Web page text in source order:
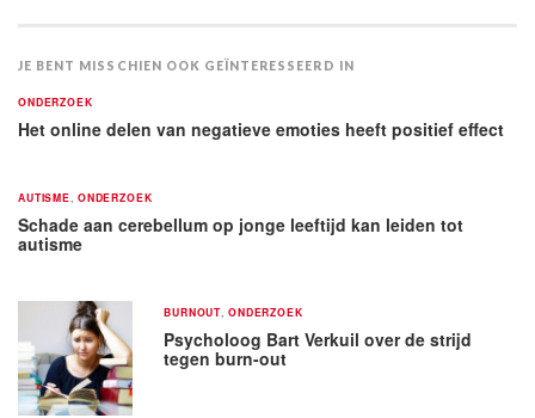
JE BENT MISSCHIEN OOK GEÏNTERESSEERD IN
ONDERZOEK
Het online delen van negatieve emoties heeft positief effect
AUTISME ONDERZOEK
Schade aan cerebellum op jonge leeftijd kan leiden tot
autisme
BURNOUT ONDERZOEK
Psycholoog Bart Verkuil over de strijd
tegen burn-out